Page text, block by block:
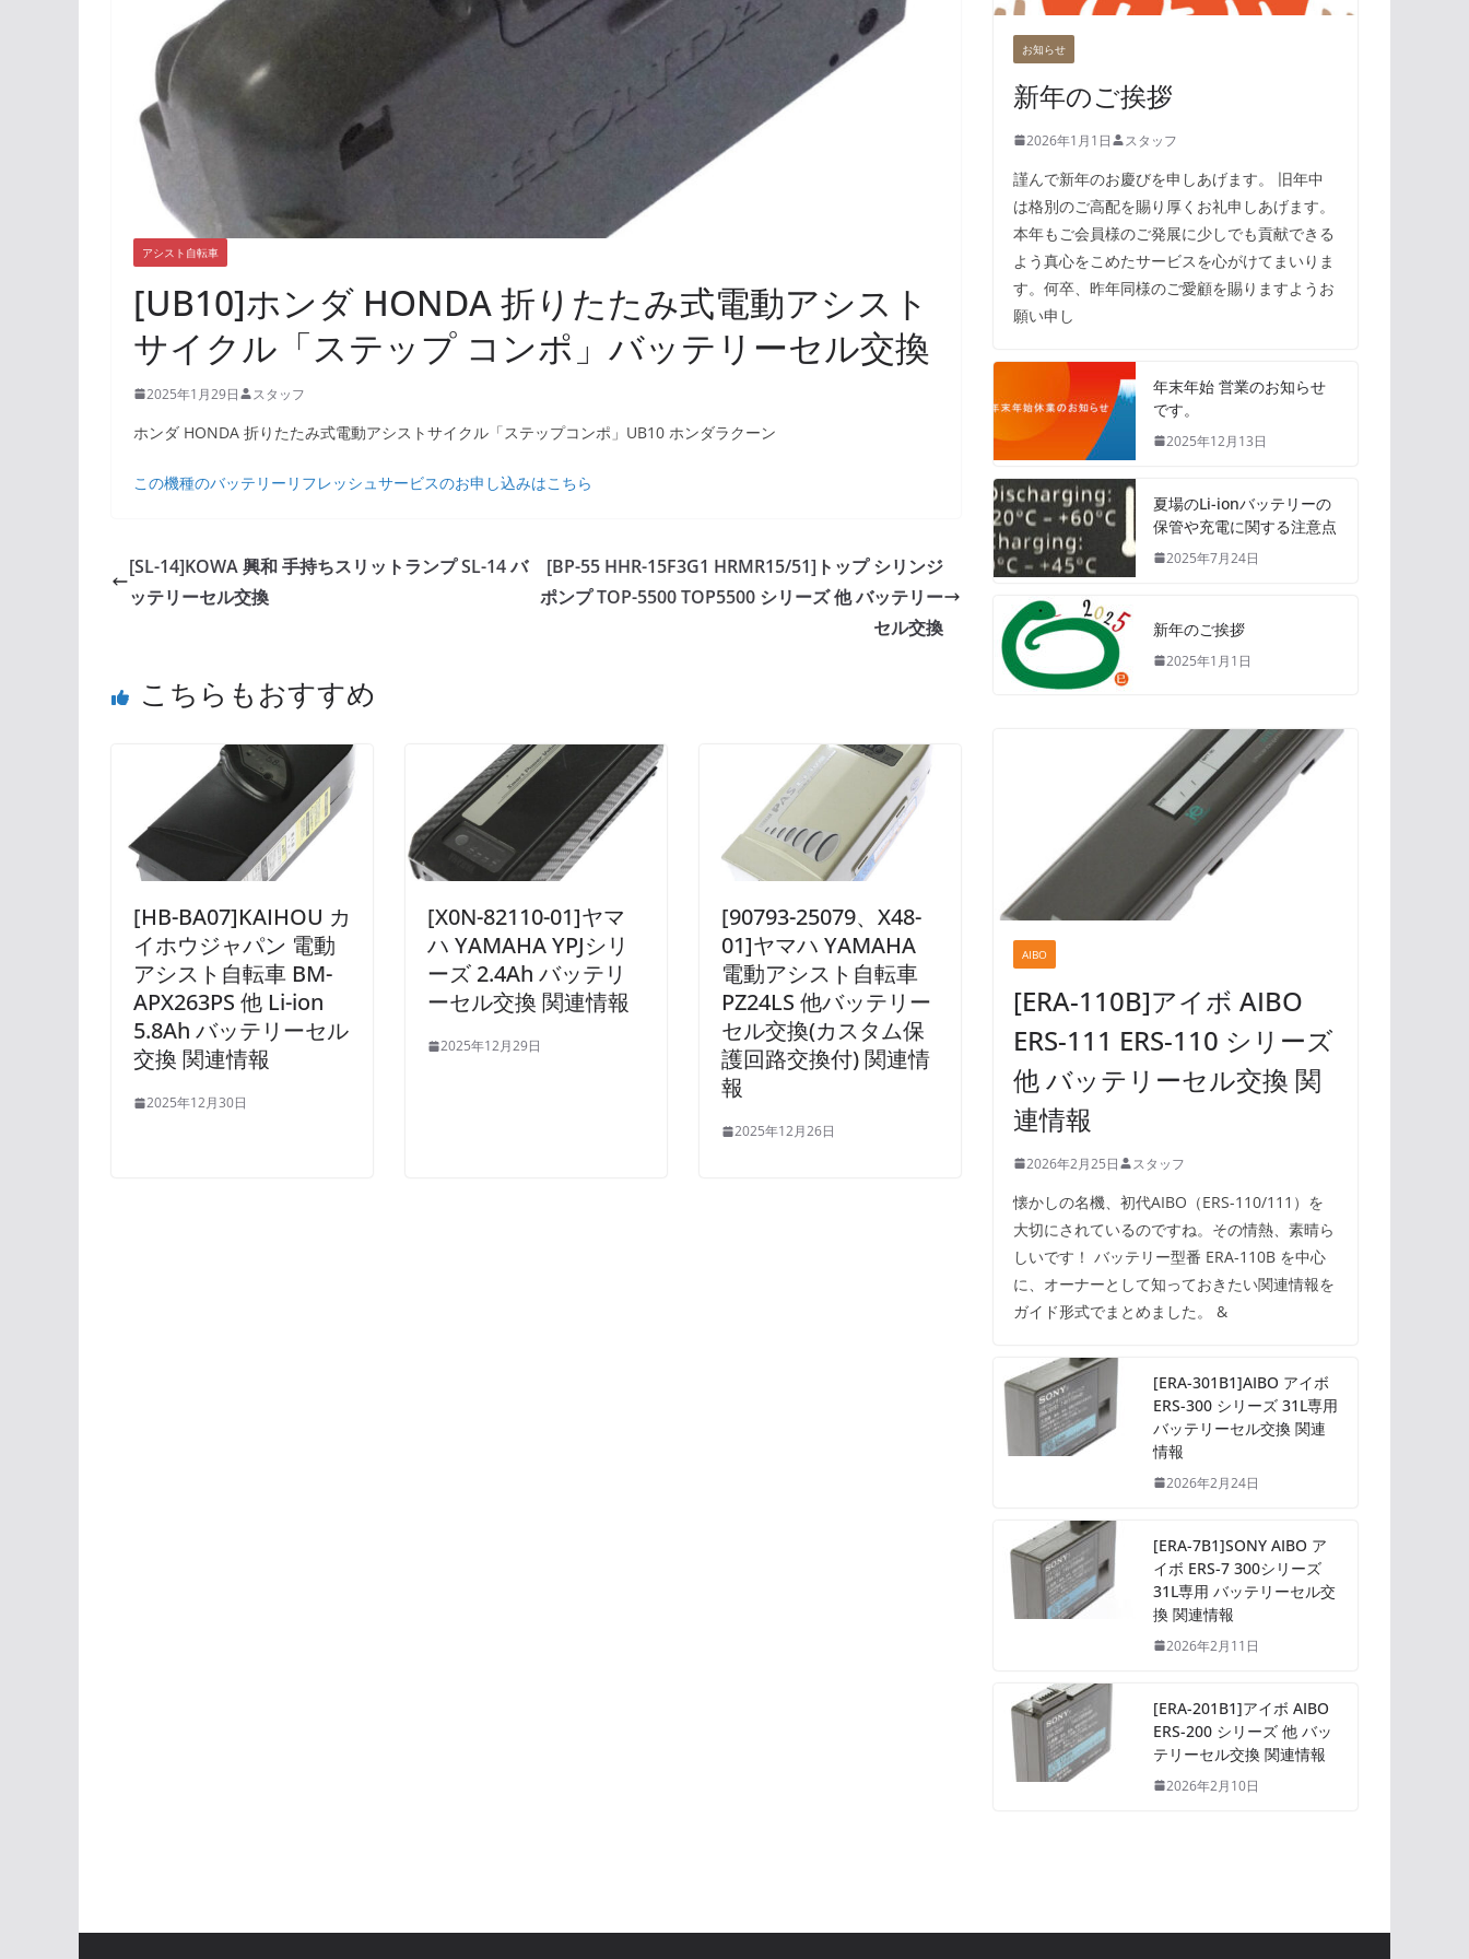
アシスト自転車
[UB10]ホンダ HONDA 折りたたみ式電動アシスト
サイクル「ステップ コンポ」バッテリーセル交換
2025年1月29日 スタッフ
ホンダ HONDA 折りたたみ式電動アシストサイクル「ステップコンポ」UB10 ホンダラクーン
この機種のバッテリーリフレッシュサービスのお申し込みはこちら
[SL-14]KOWA 興和 手持ちスリットランプ SL-14 バ
ッテリーセル交換
[BP-55 HHR-15F3G1 HRMR15/51]トップ シリンジ
ポンプ TOP-5500 TOP5500 シリーズ 他 バッテリー
セル交換
こちらもおすすめ
[HB-BA07]KAIHOU カ
イホウジャパン 電動
アシスト自転車 BM-
APX263PS 他 Li-ion
5.8Ah バッテリーセル
交換 関連情報
2025年12月30日
[X0N-82110-01]ヤマ
ハ YAMAHA YPJシリ
ーズ 2.4Ah バッテリ
ーセル交換 関連情報
2025年12月29日
[90793-25079、X48-
01]ヤマハ YAMAHA
電動アシスト自転車
PZ24LS 他バッテリー
セル交換(カスタム保
護回路交換付) 関連情
報
2025年12月26日
お知らせ
新年のご挨拶
2026年1月1日 スタッフ
謹んで新年のお慶びを申しあげます。 旧年中
は格別のご高配を賜り厚くお礼申しあげます。
本年もご会員様のご発展に少しでも貢献できる
よう真心をこめたサービスを心がけてまいりま
す。何卒、昨年同様のご愛顧を賜りますようお
願い申し
年末年始 営業のお知らせ
です。
2025年12月13日
夏場のLi-ionバッテリーの
保管や充電に関する注意点
2025年7月24日
新年のご挨拶
2025年1月1日
AIBO
[ERA-110B]アイボ AIBO
ERS-111 ERS-110 シリーズ
他 バッテリーセル交換 関
連情報
2026年2月25日 スタッフ
懐かしの名機、初代AIBO（ERS-110/111）を
大切にされているのですね。その情熱、素晴ら
しいです！ バッテリー型番 ERA-110B を中心
に、オーナーとして知っておきたい関連情報を
ガイド形式でまとめました。 &
[ERA-301B1]AIBO アイボ
ERS-300 シリーズ 31L専用
バッテリーセル交換 関連
情報
2026年2月24日
[ERA-7B1]SONY AIBO ア
イボ ERS-7 300シリーズ
31L専用 バッテリーセル交
換 関連情報
2026年2月11日
[ERA-201B1]アイボ AIBO
ERS-200 シリーズ 他 バッ
テリーセル交換 関連情報
2026年2月10日